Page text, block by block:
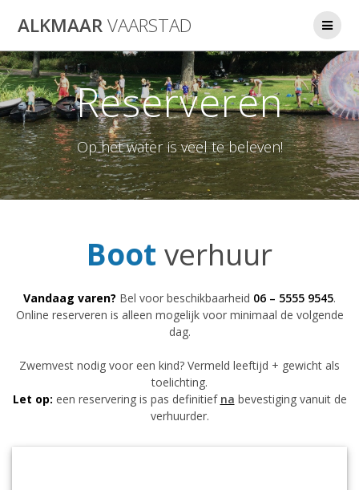
naar
inhoud
ALKMAARVAARSTAD
Reserveren
Op het water is veel te beleven!
Boot verhuur
Vandaag varen? Bel voor beschikbaarheid 06 – 5555 9545.
Online reserveren is alleen mogelijk voor minimaal de volgende
dag.
Zwemvest nodig voor een kind? Vermeld leeftijd + gewicht als
toelichting.
Let op: een reservering is pas definitief na bevestiging vanuit de
verhuurder.